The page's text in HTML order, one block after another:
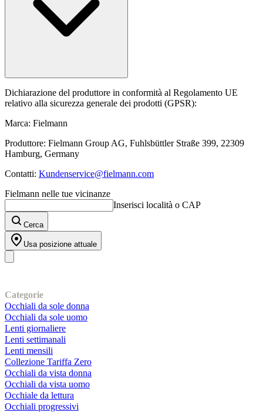
Dichiarazione del produttore in conformità al Regolamento UE
relativo alla sicurezza generale dei prodotti (GPSR):
Marca: Fielmann
Produttore: Fielmann Group AG, Fuhlsbüttler Straße 399, 22309
Hamburg, Germany
Contatti: Kundenservice@fielmann.com
Fielmann nelle tue vicinanze
Inserisci località o CAP
Cerca
Usa posizione attuale
Categorie
Occhiali da sole donna
Occhiali da sole uomo
Lenti giornaliere
Lenti settimanali
Lenti mensili
Collezione Tariffa Zero
Occhiali da vista donna
Occhiali da vista uomo
Occhiale da lettura
Occhiali progressivi